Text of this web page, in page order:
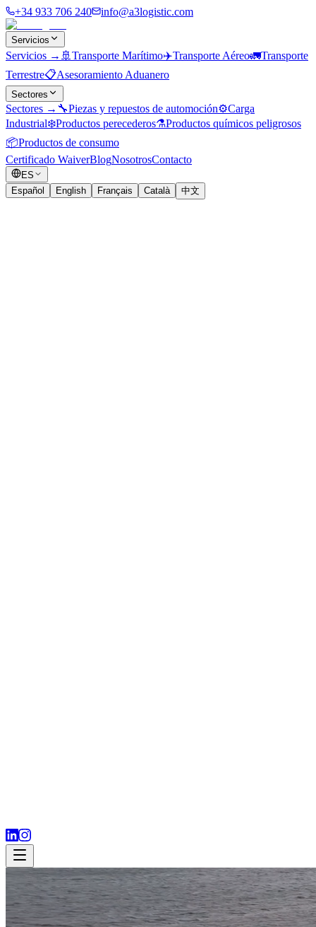
+34 933 706 240 info@a3logistic.com
Servicios
Servicios → 🚢 Transporte Marítimo✈️Transporte Aéreo🚛Transporte
Terrestre📋Asesoramiento Aduanero
Sectores
Sectores → 🔧Piezas y repuestos de automoción⚙️Carga
Industrial❄️Productos perecederos⚗️Productos químicos peligrosos
📦Productos de consumo
Certificado WaiverBlogNosotrosContacto
ES
Español
English Français Català 中文